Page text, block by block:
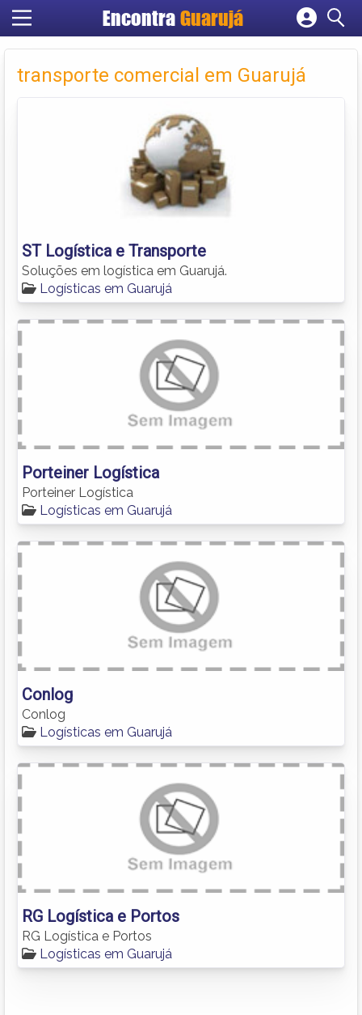
Encontra Guarujá
Cadastrar empresa
Criar conta
transporte comercial em Guarujá
ST Logística e Transporte
Soluções em logística em Guarujá.
Logísticas em Guarujá
Porteiner Logística
Porteiner Logística
Logísticas em Guarujá
Conlog
Conlog
Logísticas em Guarujá
RG Logística e Portos
RG Logística e Portos
Logísticas em Guarujá